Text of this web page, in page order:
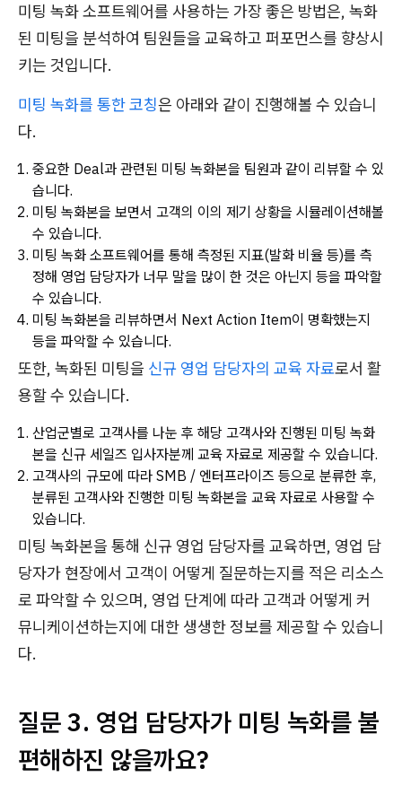
미팅 녹화 소프트웨어를 사용하는 가장 좋은 방법은, 녹화
된 미팅을 분석하여 팀원들을 교육하고 퍼포먼스를 향상시
키는 것입니다.
미팅 녹화를 통한 코칭은 아래와 같이 진행해볼 수 있습니
다.
중요한 Deal과 관련된 미팅 녹화본을 팀원과 같이 리뷰할 수 있
습니다.
미팅 녹화본을 보면서 고객의 이의 제기 상황을 시뮬레이션해볼
수 있습니다.
미팅 녹화 소프트웨어를 통해 측정된 지표(발화 비율 등)를 측
정해 영업 담당자가 너무 말을 많이 한 것은 아닌지 등을 파악할
수 있습니다.
미팅 녹화본을 리뷰하면서 Next Action Item이 명확했는지
등을 파악할 수 있습니다.
또한, 녹화된 미팅을 신규 영업 담당자의 교육 자료로서 활
용할 수 있습니다.
산업군별로 고객사를 나눈 후 해당 고객사와 진행된 미팅 녹화
본을 신규 세일즈 입사자분께 교육 자료로 제공할 수 있습니다.
고객사의 규모에 따라 SMB / 엔터프라이즈 등으로 분류한 후,
분류된 고객사와 진행한 미팅 녹화본을 교육 자료로 사용할 수
있습니다.
미팅 녹화본을 통해 신규 영업 담당자를 교육하면, 영업 담
당자가 현장에서 고객이 어떻게 질문하는지를 적은 리소스
로 파악할 수 있으며, 영업 단계에 따라 고객과 어떻게 커
뮤니케이션하는지에 대한 생생한 정보를 제공할 수 있습니
다.
질문 3. 영업 담당자가 미팅 녹화를 불
편해하진 않을까요?